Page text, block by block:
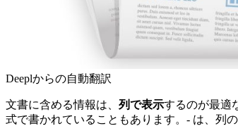
Deeplからの自動翻訳
文書に含める情報は、 列で表示するのが最適
式で書かれていることもあります。- は、列